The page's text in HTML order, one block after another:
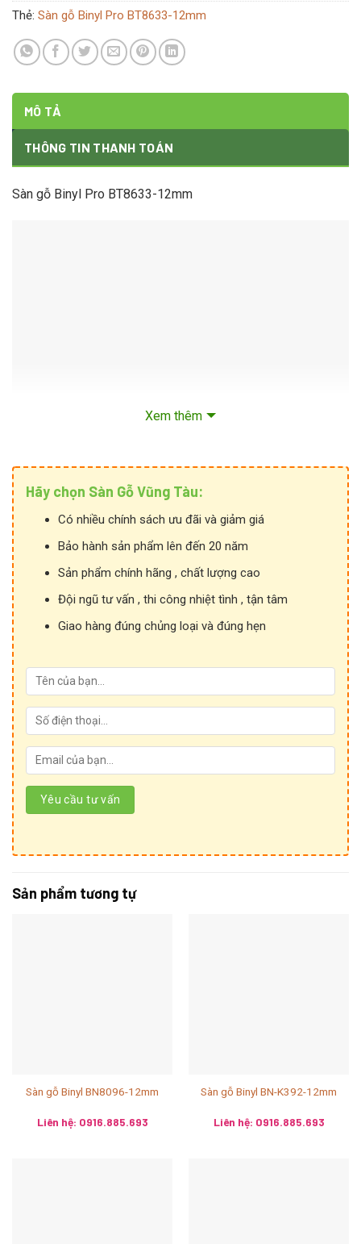
Thẻ: Sàn gỗ Binyl Pro BT8633-12mm
MÔ TẢ
THÔNG TIN THANH TOÁN
Sàn gỗ Binyl Pro BT8633-12mm
Xem thêm
Hãy chọn Sàn Gỗ Vũng Tàu:
Có nhiều chính sách ưu đãi và giảm giá
Bảo hành sản phẩm lên đến 20 năm
Sản phẩm chính hãng , chất lượng cao
Đội ngũ tư vấn , thi công nhiệt tình , tận tâm
Giao hàng đúng chủng loại và đúng hẹn
Sản phẩm tương tự
Sàn gỗ Binyl BN8096-12mm
Liên hệ: 0916.885.693
Sàn gỗ Binyl BN-K392-12mm
Liên hệ: 0916.885.693